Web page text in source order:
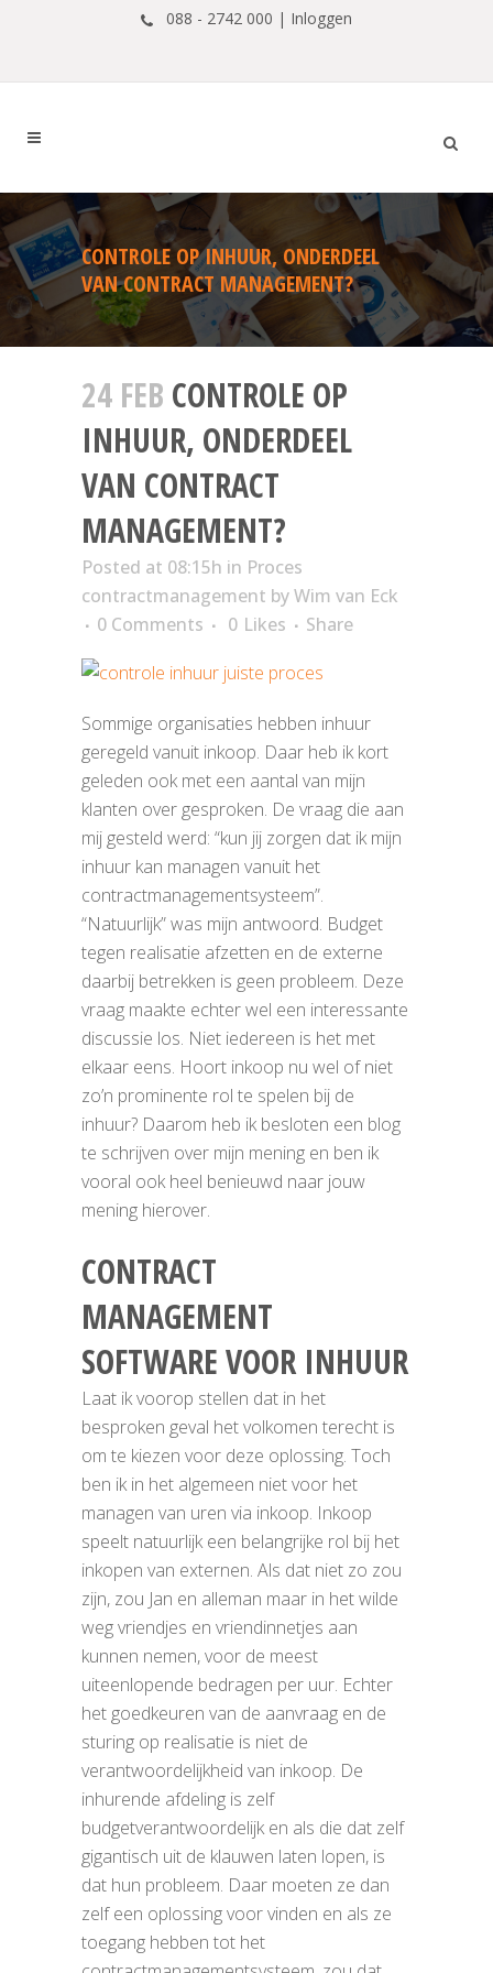
088 - 2742 000 | Inloggen
CONTROLE OP INHUUR, ONDERDEEL
VAN CONTRACT MANAGEMENT?
24 FEB CONTROLE OP
INHUUR, ONDERDEEL
VAN CONTRACT
MANAGEMENT?
Posted at 08:15h in Proces
contractmanagement byWim van Eck
0 Comments
0 Likes Share
Sommige organisaties hebben inhuur
geregeld vanuit inkoop. Daar heb ik kort
geleden ook met een aantal van mijn
klanten over gesproken. De vraag die aan
mij gesteld werd: “kun jij zorgen dat ik mijn
inhuur kan managen vanuit het
contractmanagementsysteem”.
“Natuurlijk” was mijn antwoord. Budget
tegen realisatie afzetten en de externe
daarbij betrekken is geen probleem. Deze
vraag maakte echter wel een interessante
discussie los. Niet iedereen is het met
elkaar eens. Hoort inkoop nu wel of niet
zo’n prominente rol te spelen bij de
inhuur? Daarom heb ik besloten een blog
te schrijven over mijn mening en ben ik
vooral ook heel benieuwd naar jouw
mening hierover.
CONTRACT
MANAGEMENT
SOFTWARE VOOR INHUUR
Laat ik voorop stellen dat in het
besproken geval het volkomen terecht is
om te kiezen voor deze oplossing. Toch
ben ik in het algemeen niet voor het
managen van uren via inkoop. Inkoop
speelt natuurlijk een belangrijke rol bij het
inkopen van externen. Als dat niet zo zou
zijn, zou Jan en alleman maar in het wilde
weg vriendjes en vriendinnetjes aan
kunnen nemen, voor de meest
uiteenlopende bedragen per uur. Echter
het goedkeuren van de aanvraag en de
sturing op realisatie is niet de
verantwoordelijkheid van inkoop. De
inhurende afdeling is zelf
budgetverantwoordelijk en als die dat zelf
gigantisch uit de klauwen laten lopen, is
dat hun probleem. Daar moeten ze dan
zelf een oplossing voor vinden en als ze
toegang hebben tot het